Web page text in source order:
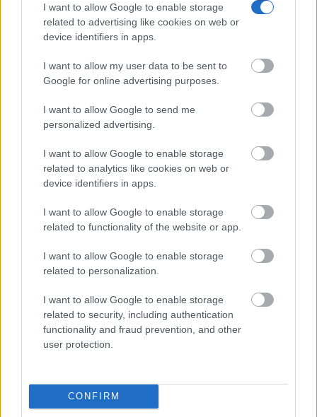
I want to allow Google to enable storage
related to advertising like cookies on web or
device identifiers in apps.
I want to allow my user data to be sent to
Google for online advertising purposes.
I want to allow Google to send me
personalized advertising.
I want to allow Google to enable storage
related to analytics like cookies on web or
device identifiers in apps.
I want to allow Google to enable storage
related to functionality of the website or app.
I want to allow Google to enable storage
related to personalization.
I want to allow Google to enable storage
related to security, including authentication
functionality and fraud prevention, and other
user protection.
CONFIRM
siendo la peor región de España
en tiempos de espera para una
operación, una prueba
diagnóstica o una consulta...
06/08/2026
series verticales marcan la nueva
edición de Mancha Quality
06/08/2026
Tamajón se prepara para vivir
convivencia
06/08/2026
CCOO Castilla-La Mancha exige
estrés térmico y reclama más
inspecciones ante el aumento del
riesgo por calor
06/08/2026